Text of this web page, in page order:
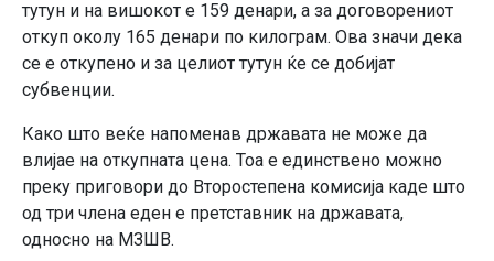
тутун и на вишокот е 159 денари, а за договорениот
откуп околу 165 денари по килограм. Ова значи дека
се е откупено и за целиот тутун ќе се добијат
субвенции.
Како што веќе напоменав државата не може да
влијае на откупната цена. Тоа е единствено можно
преку приговори до Второстепена комисија каде што
од три члена еден е претставник на државата,
односно на МЗШВ.